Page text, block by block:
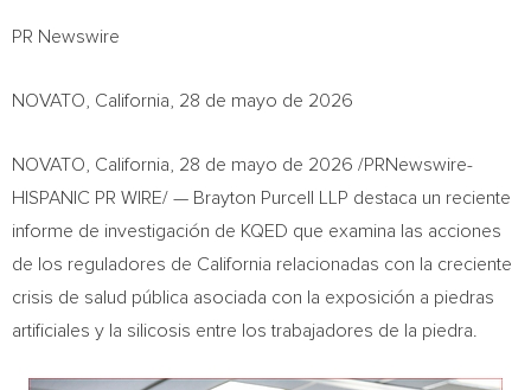
PR Newswire
NOVATO, California, 28 de mayo de 2026
NOVATO, California 28 de mayo de 2026 /PRNewswire-
HISPANIC PR WIRE/ — Brayton Purcell LLP destaca un reciente
informe de investigación de KQED que examina las acciones
de los reguladores de California relacionadas con la creciente
crisis de salud pública asociada con la exposición a piedras
artificiales y la silicosis entre los trabajadores de la piedra.